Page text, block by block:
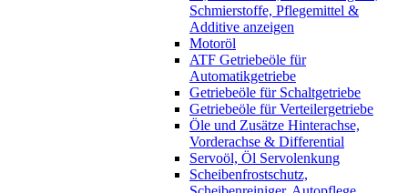
Schmierstoffe, Pflegemittel &
Additive anzeigen
Motoröl
ATF Getriebeöle für
Automatikgetriebe
Getriebeöle für Schaltgetriebe
Getriebeöle für Verteilergetriebe
Öle und Zusätze Hinterachse,
Vorderachse & Differential
Servoöl, Öl Servolenkung
Scheibenfrostschutz,